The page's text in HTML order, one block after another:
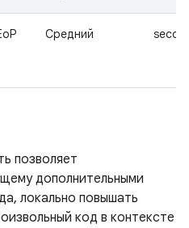
Средний
позволяет
дополнительными
локально повышать
код в контексте